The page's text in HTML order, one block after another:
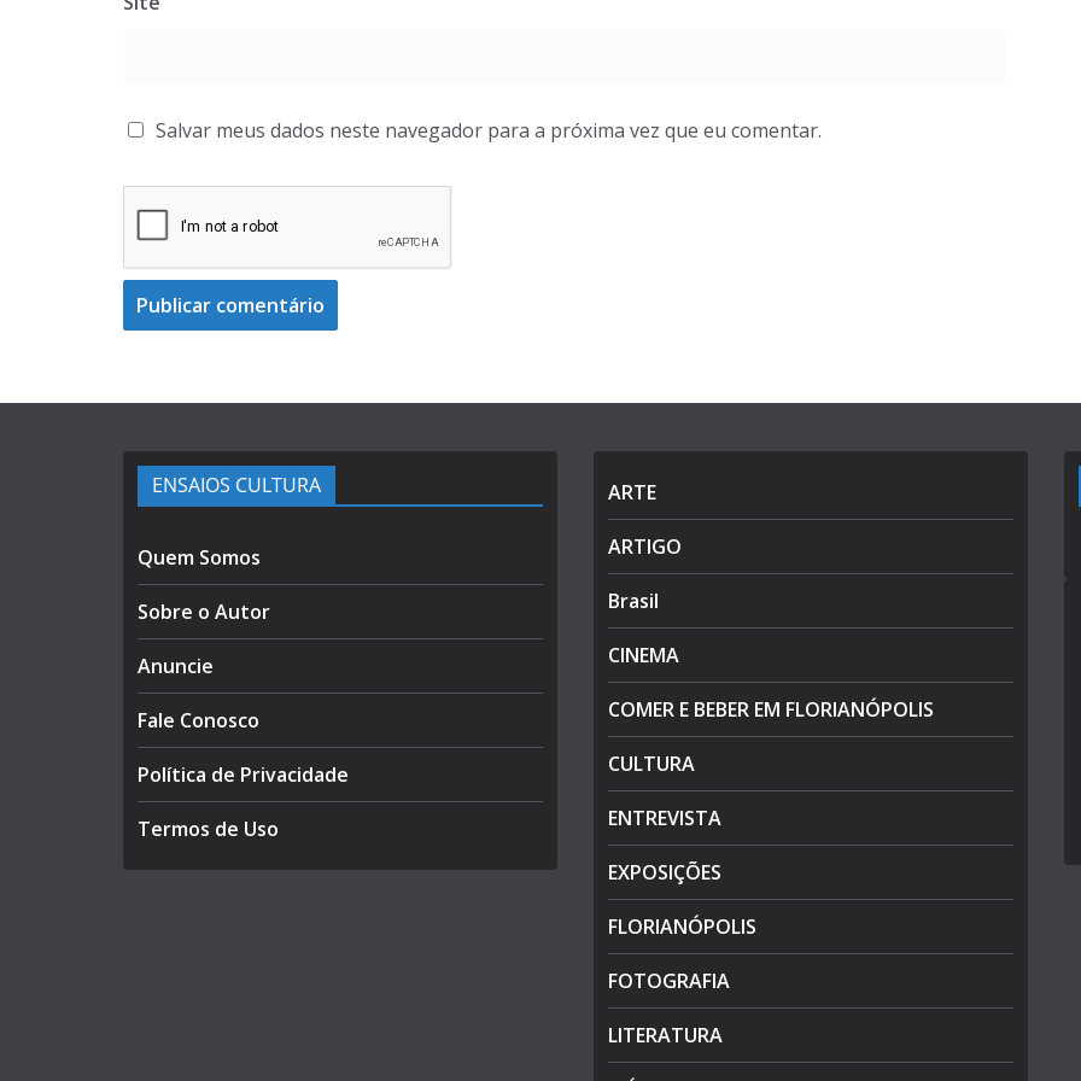
Salvar meus dados neste navegador para a próxima vez que eu comentar.
ENSAIOS CULTURA
Quem Somos
Sobre o Autor
Anuncie
Fale Conosco
Política de Privacidade
Termos de Uso
ARTE
ARTIGO
Brasil
CINEMA
COMER E BEBER EM FLORIANÓPOLIS
CULTURA
ENTREVISTA
EXPOSIÇÕES
FLORIANÓPOLIS
FOTOGRAFIA
LITERATURA